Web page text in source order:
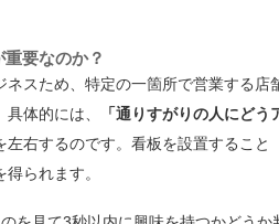
要なのか？
ネスため、特定の一箇所で営業する店
体的には、
「通りすがりの人にどう
左右するのです。看板を設置すること
られます。